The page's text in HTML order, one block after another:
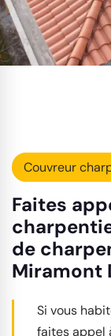
Couvreur
Faites
de
Miramont
Si vous
faites appel